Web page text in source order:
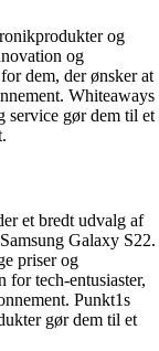
og
og
dem, der ønsker at
Whiteaways
service gør dem til et
et bredt udvalg af
Galaxy S22.
priser og
for tech-entusiaster,
Punkt1s
gør dem til et